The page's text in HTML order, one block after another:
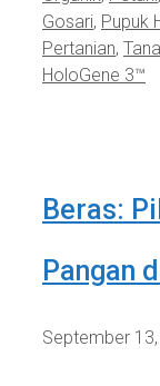
Gosari, Pupuk
Pertanian,
HoloGene 3™
Beras:
Pangan
September